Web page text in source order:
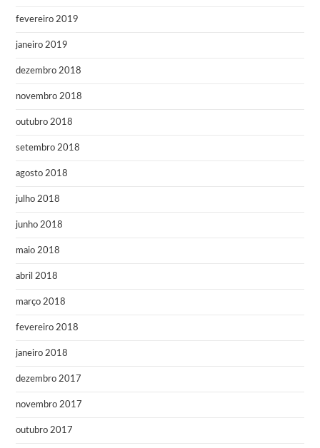
fevereiro 2019
janeiro 2019
dezembro 2018
novembro 2018
outubro 2018
setembro 2018
agosto 2018
julho 2018
junho 2018
maio 2018
abril 2018
março 2018
fevereiro 2018
janeiro 2018
dezembro 2017
novembro 2017
outubro 2017